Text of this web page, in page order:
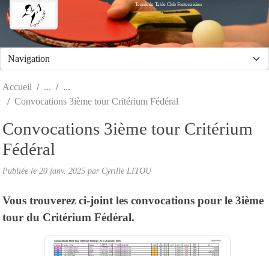
Tennis de Table Club Fontenaisien
Accueil
Convocations 3ième tour Critérium Fédéral
Convocations 3ième tour Critérium
Fédéral
Publiée le 20 janv. 2025 par Cyrille LITOU
Vous trouverez ci-joint les convocations pour le 3ième
tour du Critérium Fédéral.
Panneau de gestion des cookies